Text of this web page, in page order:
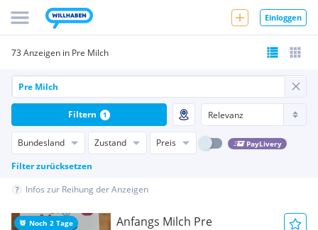
Einloggen
73 Anzeigen in Pre Milch
Bundesland Zustand Preis PayLivery
Filter zurücksetzen
Filtern 1
Infos zur Reihung der Anzeigen
Noch 2 Tage Anfangs Milch Pre